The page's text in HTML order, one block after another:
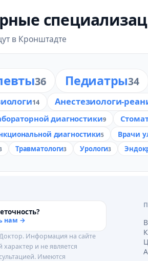
в Кронштадте
36 Педиатры34
14 Анестезиологи-
диагностики9
диагностики5 Врачи
Травматологи3 Урологи3
нам →
Информация на сайте
и не является
Имеются